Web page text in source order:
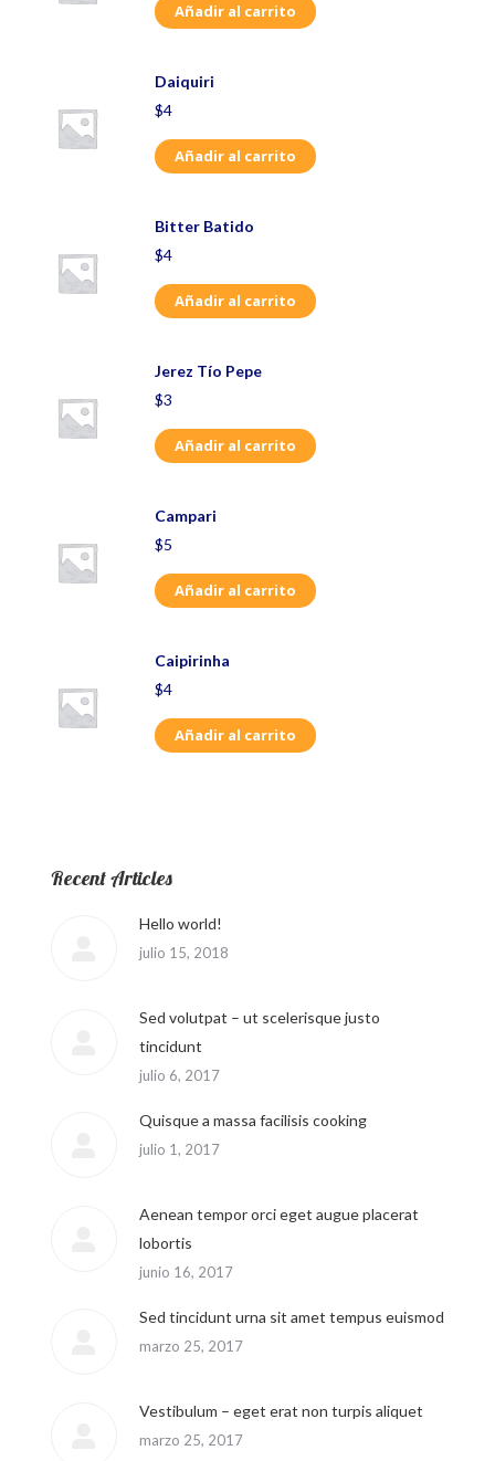
Añadir al carrito
Daiquiri
$4
Añadir al carrito
Bitter Batido
$4
Añadir al carrito
Jerez Tío Pepe
$3
Añadir al carrito
Campari
$5
Añadir al carrito
Caipirinha
$4
Añadir al carrito
Recent Articles
Hello world!
julio 15, 2018
Sed volutpat – ut scelerisque justo
tincidunt
julio 6, 2017
Quisque a massa facilisis cooking
julio 1, 2017
Aenean tempor orci eget augue placerat
lobortis
junio 16, 2017
Sed tincidunt urna sit amet tempus euismod
marzo 25, 2017
Vestibulum – eget erat non turpis aliquet
marzo 25, 2017